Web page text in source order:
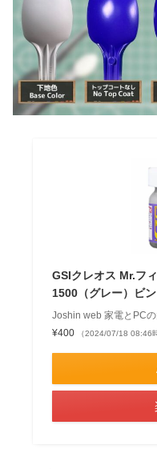
GSIクレオス Mr.フ
1500（グレー）ビ
Joshin web 家電とPC
¥400
（2024/07/18 08:46